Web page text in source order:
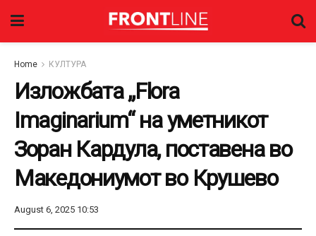
Home КУЛТУРА
Изложбата „Flora
Imaginarium“ на уметникот
Зоран Кардула, поставена во
Македониумот во Крушево
August 6, 2025 10:53